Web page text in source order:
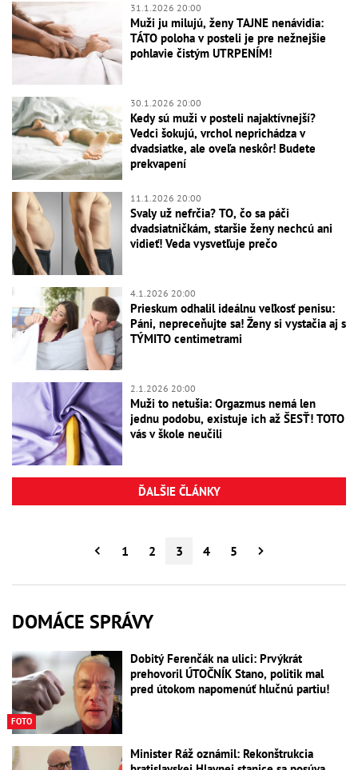
31.1.2026 20:00
Muži ju milujú, ženy TAJNE nenávidia:
TÁTO poloha v posteli je pre nežnejšie
pohlavie čistým UTRPENÍM!
30.1.2026 20:00
Kedy sú muži v posteli najaktívnejší?
Vedci šokujú, vrchol neprichádza v
dvadsiatke, ale oveľa neskôr! Budete
prekvapení
11.1.2026 20:00
Svaly už nefrčia? TO, čo sa páči
dvadsiatničkám, staršie ženy nechcú ani
vidieť! Veda vysvetľuje prečo
4.1.2026 20:00
Prieskum odhalil ideálnu veľkosť penisu:
Páni, nepreceňujte sa! Ženy si vystačia aj s
TÝMITO centimetrami
2.1.2026 20:00
Muži to netušia: Orgazmus nemá len
jednu podobu, existuje ich až ŠESŤ! TOTO
vás v škole neučili
ĎALŠIE ČLÁNKY
1 2 3 4 5
DOMÁCE SPRÁVY
FOTO
Dobitý Ferenčák na ulici: Prvýkrát
prehovoril ÚTOČNÍK Stano, politik mal
pred útokom napomenúť hlučnú partiu!
Minister Ráž oznámil: Rekonštrukcia